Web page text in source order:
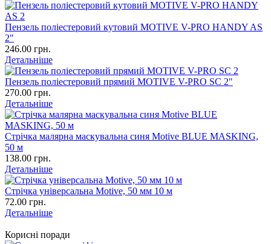
Пензель поліестеровий кутовий MOTIVE V-PRO HANDY AS
2"
246.00 грн.
Детальніше
Пензель поліестеровий прямий MOTIVE V-PRO SC 2"
270.00 грн.
Детальніше
Стрічка малярна маскувальна синя Motive BLUE MASKING,
50 м
138.00 грн.
Детальніше
Стрічка універсальна Motive, 50 мм 10 м
72.00 грн.
Детальніше
Корисні поради